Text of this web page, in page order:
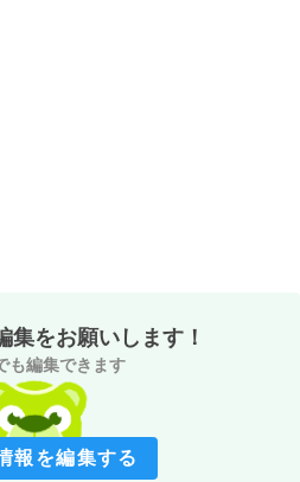
集をお願いします！
も編集できます
報を編集する